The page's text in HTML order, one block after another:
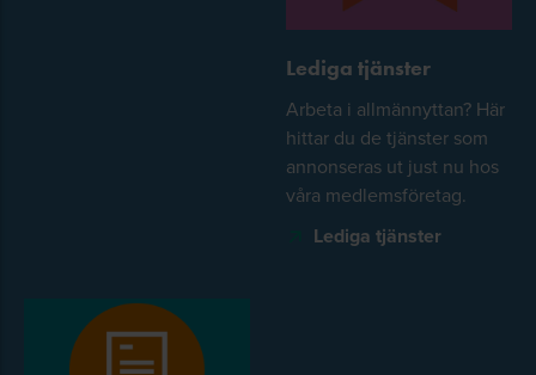
Lediga tjänster
Arbeta i allmännyttan? Här
hittar du de tjänster som
annonseras ut just nu hos
våra medlemsföretag.
Lediga tjänster